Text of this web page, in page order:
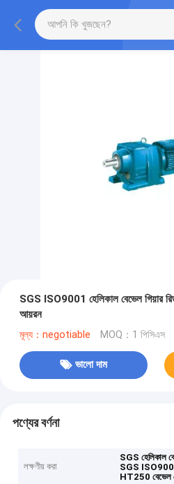
SGS ISO9001 হেলিকাল বেভেল গিয়ার
আয়রন
মূল্য：negotiable MOQ：1 পিসিএস
ভালো দাম
পণ্যের বর্ণনা
লক্ষণীয় করা
SGS হেলিকাল
SGS ISO9001
HT250 বেভেল